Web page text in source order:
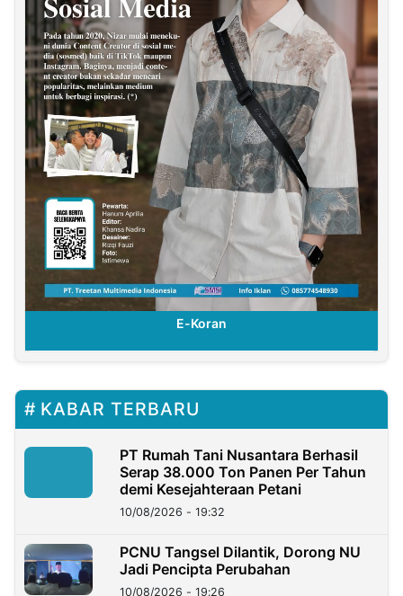
E-Koran
KABAR TERBARU
PT Rumah Tani Nusantara Berhasil
Serap 38.000 Ton Panen Per Tahun
demi Kesejahteraan Petani
10/08/2026 - 19:32
PCNU Tangsel Dilantik, Dorong NU
Jadi Pencipta Perubahan
10/08/2026 - 19:26